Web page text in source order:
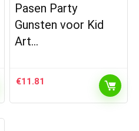
Pasen Party
Gunsten voor Kid
Art…
€11.81